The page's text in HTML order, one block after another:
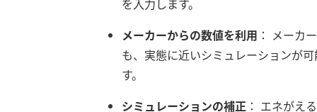
を入力します。
メーカーからの数値を利用 ： メーカ
も、実態に近いシミュレーションが
す。
シミュレーションの補正 ： エネがえ